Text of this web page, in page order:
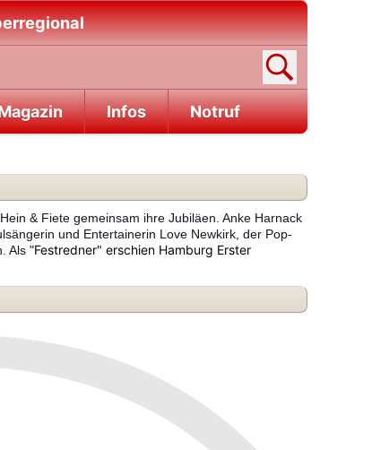
Infos Notruf
& Fiete gemeinsam ihre Jubiläen. Anke Harnack
und Entertainerin Love Newkirk, der Pop-
Als "Festredner" erschien Hamburg Erster